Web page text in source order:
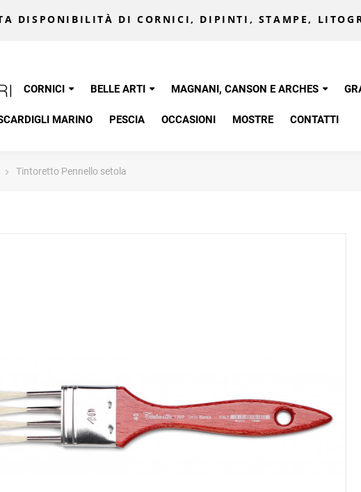
DISPONIBILITÀ DI CORNICI, DIPINTI, STAMPE,
CORNICI BELLE ARTI MAGNANI, CANSON E ARCHES
MARINO PESCIA OCCASIONI MOSTRE CONTATTI
Tintoretto Pennello setola